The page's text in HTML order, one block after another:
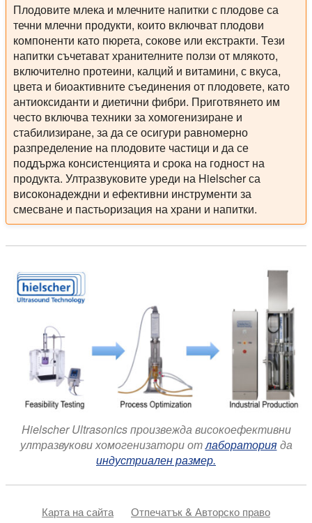
Плодовите млека и млечните напитки с плодове са
течни млечни продукти, които включват плодови
компоненти като пюрета, сокове или екстракти. Тези
напитки съчетават хранителните ползи от млякото,
включително протеини, калций и витамини, с вкуса,
цвета и биоактивните съединения от плодовете, като
антиоксиданти и диетични фибри. Приготвянето им
често включва техники за хомогенизиране и
стабилизиране, за да се осигури равномерно
разпределение на плодовите частици и да се
поддържа консистенцията и срока на годност на
продукта. Ултразвуковите уреди на Hielscher са
високонадеждни и ефективни инструменти за
смесване и пастьоризация на храни и напитки.
Hielscher Ultrasonics произвежда високоефективни
ултразвукови хомогенизатори отлабораторияда
индустриален размер.
Карта на сайта Отпечатък & Авторско право